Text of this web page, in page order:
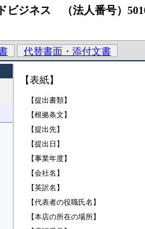
ビジネス （法人番号）
代替書面・添付文書